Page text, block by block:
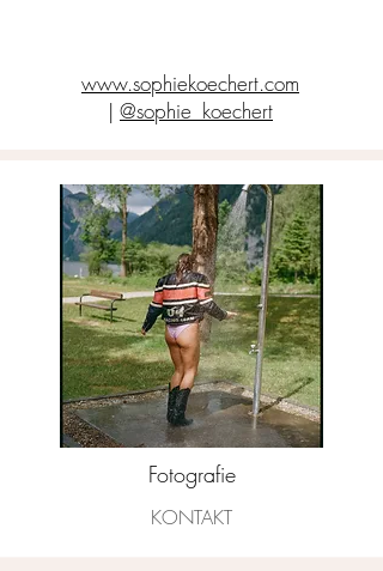
www.sophiekoechert.com
| @sophie_koechert
Fotografie
KONTAKT